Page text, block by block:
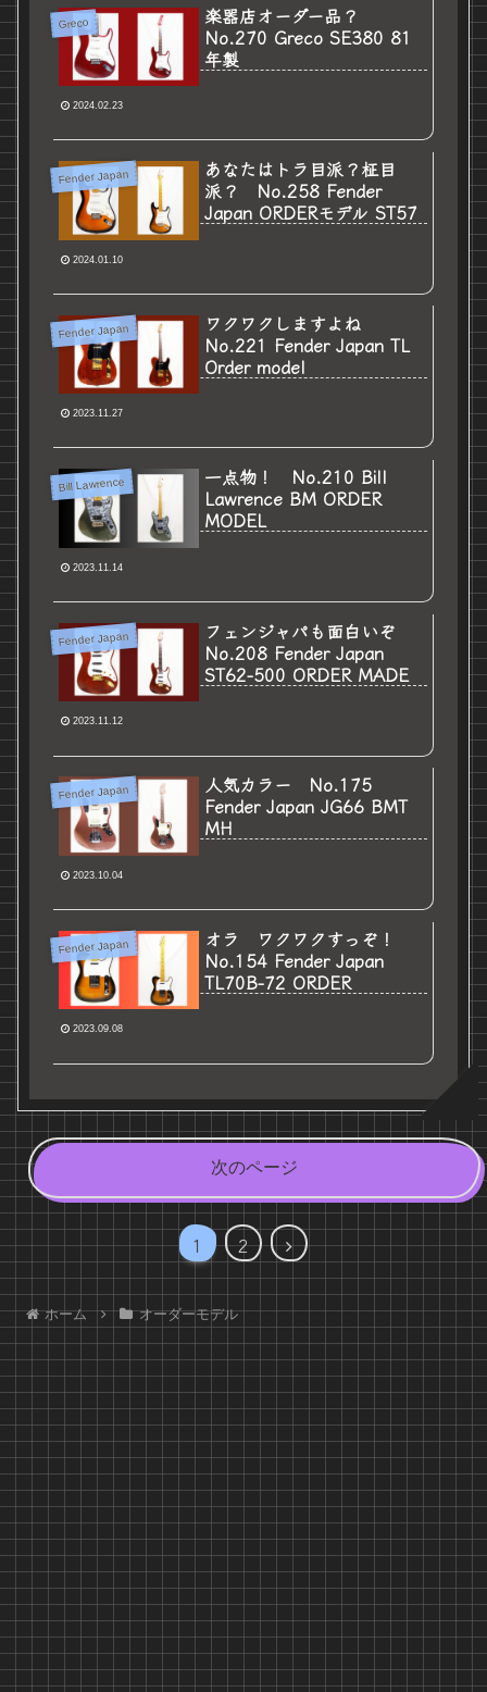
Greco
楽器店オーダー品？
No.270 Greco SE380 81
年製
2024.02.23
Fender Japan
あなたはトラ目派？柾目
派？ No.258 Fender
Japan ORDERモデル ST57
2024.01.10
Fender Japan
ワクワクしますよね
No.221 Fender Japan TL
Order model
2023.11.27
Bill Lawrence
一点物！ No.210 Bill
Lawrence BM ORDER
MODEL
2023.11.14
Fender Japan
フェンジャパも面白いぞ
No.208 Fender Japan
ST62-500 ORDER MADE
2023.11.12
Fender Japan
人気カラー No.175
Fender Japan JG66 BMT
MH
2023.10.04
Fender Japan
オラ ワクワクすっぞ！
No.154 Fender Japan
TL70B-72 ORDER
2023.09.08
次のページ
1 2
次
へ
ホーム オーダーモデル